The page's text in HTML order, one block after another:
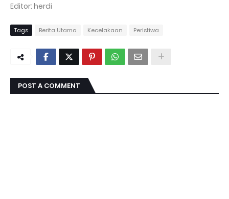
Editor: herdi
Tags Berita Utama Kecelakaan Peristiwa
POST A COMMENT